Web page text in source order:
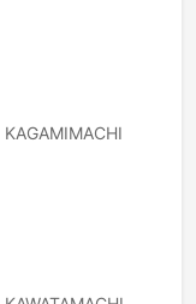
KAGAMIMACHI